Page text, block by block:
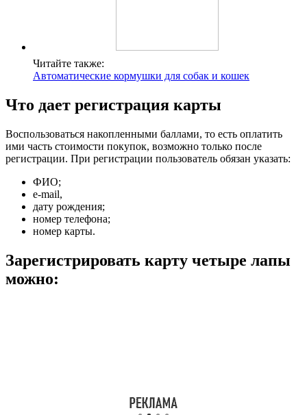
Читайте также:
Автоматические кормушки для собак и кошек
Что дает регистрация карты
Воспользоваться накопленными баллами, то есть оплатить
ими часть стоимости покупок, возможно только после
регистрации. При регистрации пользователь обязан указать:
ФИО;
e-mail,
дату рождения;
номер телефона;
номер карты.
Зарегистрировать карту четыре лапы
можно: